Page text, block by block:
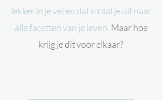
lekker in je vel en dat straal je uit naar
alle facetten van je leven. Maar hoe
krijg je dit voor elkaar?